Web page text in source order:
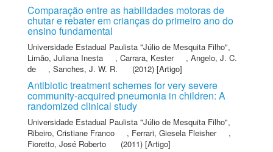
Comparação entre as habilidades motoras de
chutar e rebater em crianças do primeiro ano do
ensino fundamental
Universidade Estadual Paulista "Júlio de Mesquita Filho",
Limão, Juliana Inesta
, Carrara, Kester , Angelo, J. C.
de
, Sanches, J. W. R. (2012) [Artigo]
Antibiotic treatment schemes for very severe
community-acquired pneumonia in children: A
randomized clinical study
Universidade Estadual Paulista "Júlio de Mesquita Filho",
Ribeiro, Cristiane Franco
, Ferrari, Giesela Fleisher
,
Fioretto, José Roberto
(2011) [Artigo]